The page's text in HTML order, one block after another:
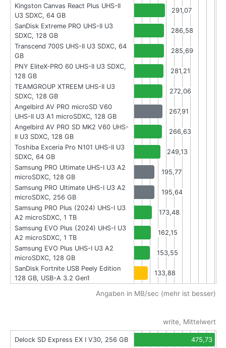
Kingston Canvas React Plus UHS-II
U3 SDXC, 64 GB
291,07
SanDisk Extreme PRO UHS-II U3
SDXC, 128 GB
286,58
Transcend 700S UHS-II U3 SDXC, 64
GB
285,69
PNY EliteX-PRO 60 UHS-II U3 SDXC,
128 GB
281,21
TEAMGROUP XTREEM UHS-II U3
SDXC, 128 GB
272,06
Angelbird AV PRO microSD V60
UHS-II U3 A1 microSDXC, 128 GB
267,91
Angelbird AV PRO SD MK2 V60 UHS-
II U3 SDXC, 128 GB
266,63
Toshiba Exceria Pro N101 UHS-II U3
SDXC, 64 GB
249,13
Samsung PRO Ultimate UHS-I U3 A2
microSDXC, 128 GB
195,77
Samsung PRO Ultimate UHS-I U3 A2
microSDXC, 256 GB
195,64
Samsung PRO Plus (2024) UHS-I U3
A2 microSDXC, 1 TB
173,48
Samsung EVO Plus (2024) UHS-I U3
A2 microSDXC, 1 TB
162,15
Samsung EVO Plus UHS-I U3 A2
microSDXC, 128 GB
153,55
SanDisk Fortnite USB Peely Edition
128 GB, USB-A 3.2 Gen1
133,88
Angaben in MB/sec (mehr ist besser)
write, Mittelwert
Delock SD Express EX I V30, 256 GB
475,73